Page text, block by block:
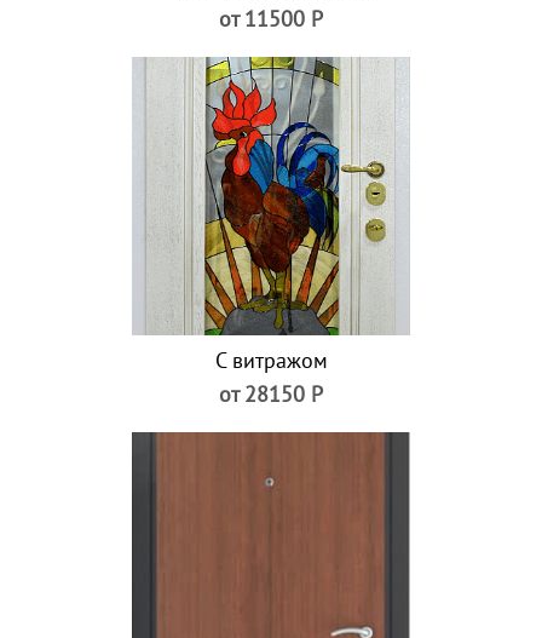
от 11500 Р
С витражом
от 28150 Р